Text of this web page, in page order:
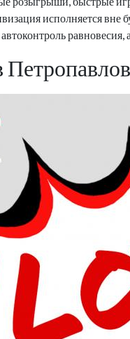
исполняется вне